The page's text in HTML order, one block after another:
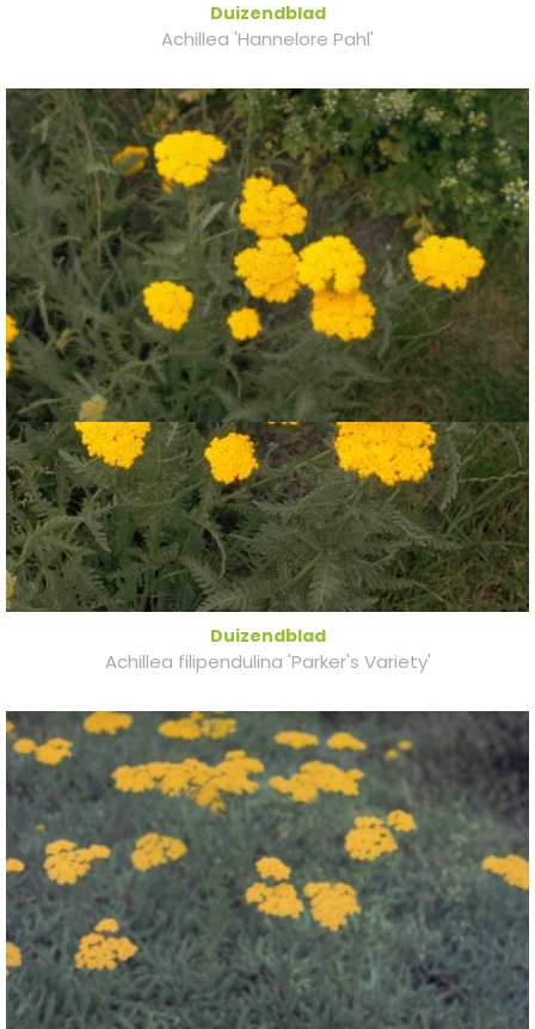
Duizendblad
Achillea 'Hannelore Pahl'
Duizendblad
Achillea filipendulina 'Parker's Variety'